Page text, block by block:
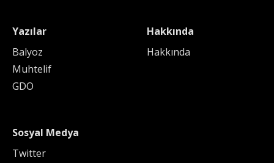
Yazılar
Balyoz
Muhtelif
GDO
Hakkında
Hakkında
Sosyal Medya
Twitter